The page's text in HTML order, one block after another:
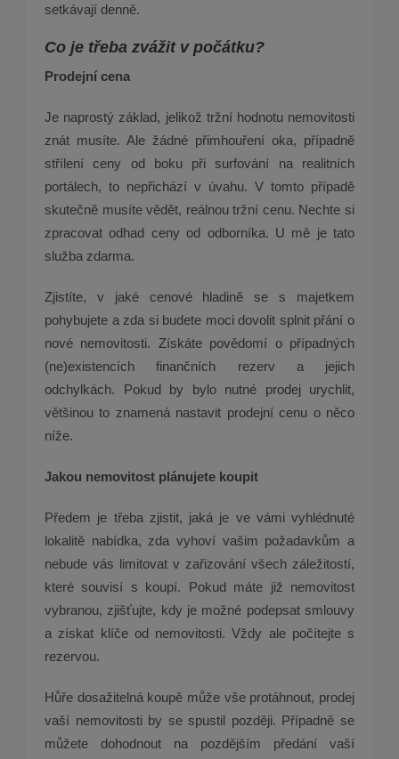
setkávají denně.
Co je třeba zvážit v počátku?
Prodejnícena
Je naprostý základ, jelikož tržní hodnotu nemovitosti
znát musíte. Ale žádné přimhouření oka, případně
střílení ceny od boku při surfování na realitních
portálech, to nepřichází v úvahu. V tomto případě
skutečně musíte vědět, reálnou tržní cenu. Nechte si
zpracovat odhad ceny od odborníka. U mě je tato
služba zdarma.
Zjistíte, v jaké cenové hladině se s majetkem
pohybujete a zda si budete moci dovolit splnit přání o
nové nemovitosti. Získáte povědomí o případných
(ne)existencích finančních rezerv a jejich
odchylkách. Pokud by bylo nutné prodej urychlit,
většinou to znamená nastavit prodejní cenu o něco
níže.
Jakou nemovitost plánujete koupit
Předem je třeba zjistit, jaká je ve vámi vyhlédnuté
lokalitě nabídka, zda vyhoví vašim požadavkům a
nebude vás limitovat v zařizování všech záležitostí,
které souvisí s koupí. Pokud máte již nemovitost
vybranou, zjišťujte, kdy je možné podepsat smlouvy
a získat klíče od nemovitosti. Vždy ale počítejte s
rezervou.
Hůře dosažitelná koupě může vše protáhnout, prodej
vaší nemovitosti by se spustil později. Případně se
můžete dohodnout na pozdějším předání vaší